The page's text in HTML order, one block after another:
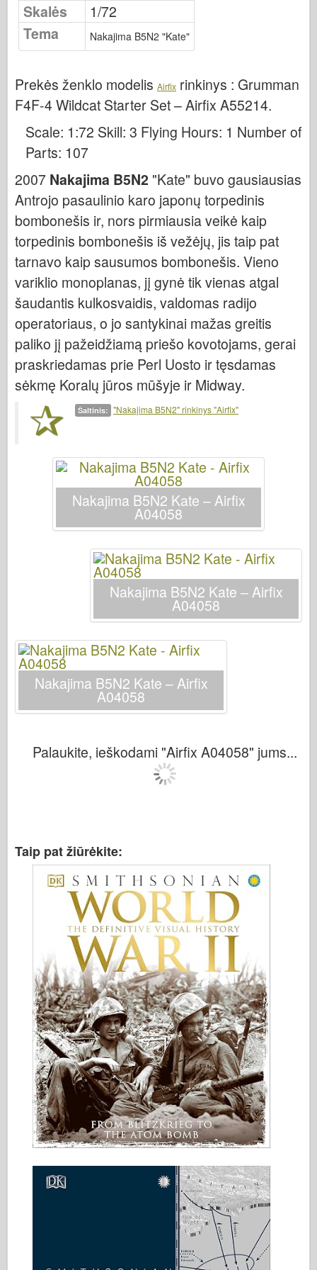
Osprey leidyba
Eskadrono signalas
Tankpower
Waffen-Arsenalas
Ace modeliai
AFV klubas
Airfix
Oro pajėgos
AZ modelis
Juodasis šuo
Bronco
Kibernetinis hobis
Dnepromodelis
Drakonas
Eduardas
E.T. Modelis
Smulkios pelėsiai
Friulmodel
Hasegawa provincija
HobbyBoss provincija
Italeri
Legenda
Meng modelis
Tamiya
Trimitininkas
Knygų
Dvd
Kontakto
le Leidinys
Rinkiniai
Skalės
1/72
Tema
Nakajima B5N2 "Kate"
Prekės ženklo modelis Airfix rinkinys : Grumman
F4F-4 Wildcat Starter Set – Airfix A55214.
Scale: 1:72 Skill: 3 Flying Hours: 1 Number of
Parts: 107
2007 Nakajima B5N2 "Kate" buvo gausiausias
Antrojo pasaulinio karo japonų torpedinis
bombonešis ir, nors pirmiausia veikė kaip
torpedinis bombonešis iš vežėjų, jis taip pat
tarnavo kaip sausumos bombonešis. Vieno
variklio monoplanas, jį gynė tik vienas atgal
šaudantis kulkosvaidis, valdomas radijo
operatoriaus, o jo santykinai mažas greitis
paliko jį pažeidžiamą priešo kovotojams, gerai
praskriedamas prie Perl Uosto ir tęsdamas
sėkmę Koralų jūros mūšyje ir Midway.
Šaltinis: "Nakajima B5N2" rinkinys "Airfix"
Nakajima B5N2 Kate – Airfix
A04058
Nakajima B5N2 Kate – Airfix
A04058
Nakajima B5N2 Kate – Airfix
A04058
Palaukite, ieškodami "Airfix A04058" jums...
Taip pat žiūrėkite: